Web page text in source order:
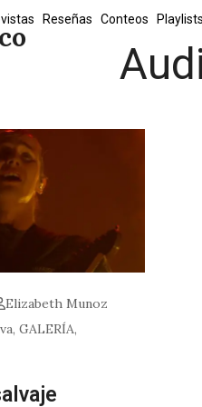
Reseñas Conteos Playlists
Elizabeth Munoz
, GALERÍA,